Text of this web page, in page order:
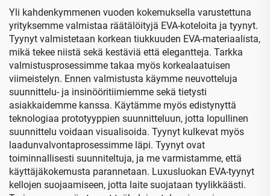
suojelukotelo, varastointi-
ja kantopussi matkailuun
ja autokäyttöön
verkkopussilla
Yli kahdenkymmenen vuoden kokemuksella varustettuna
yrityksemme valmistaa räätälöityjä EVA-koteloita ja tyynyt.
Tyynyt valmistetaan korkean tiukkuuden EVA-materiaalista,
mikä tekee niistä sekä kestäviä että elegantteja. Tarkka
valmistusprosessimme takaa myös korkealaatuisen
viimeistelyn. Ennen valmistusta käymme neuvotteluja
suunnittelu- ja insinööritiimiemme sekä tietysti
asiakkaidemme kanssa. Käytämme myös edistynyttä
teknologiaa prototyyppien suunnitteluun, jotta lopullinen
suunnittelu voidaan visualisoida. Tyynyt kulkevat myös
laadunvalvontaprosessimme läpi. Tyynyt ovat
toiminnallisesti suunniteltuja, ja me varmistamme, että
käyttäjäkokemusta parannetaan. Luxusluokan EVA-tyynyt
kellojen suojaamiseen, jotta laite suojataan tyylikkäästi.